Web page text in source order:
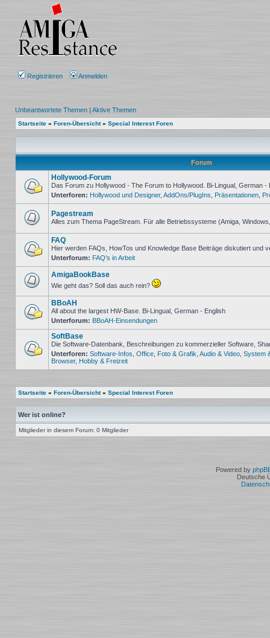
Registrieren Anmelden
Unbeantwortete Themen | Aktive Themen
Startseite » Foren-Übersicht» Special Interest Foren
Forum
Keine
ungelesenen
Beiträge
Hollywood-Forum
Das Forum zu Hollywood - The Forum to Hollywood. Bi-Lingual, German -
Unterforen: Hollywood und Designer, AddOns/PlugIns Präsentationen
ungelesenen
Beiträge
Pagestream
Alles zum Thema PageStream. Für alle Betriebssysteme (Amiga,
Keine
ungelesenen
Beiträge
FAQ
Hier werden FAQs, HowTos und Knowledge Base Beiträge diskutiert und
Unterforum: FAQ's in Arbeit
ungelesenen
Beiträge
AmigaBookBase
Wie geht das? Soll das auch rein?
Keine
ungelesenen
Beiträge
BBoAH
All about the largest HW-Base. Bi-Lingual, German - English
Unterforum: BBoAH-Einsendungen
Keine
ungelesenen
SoftBase
Die Software-Datenbank, Beschreibungen zu kommerzieller Software,
Unterforen: Software-Infos Office Foto & Grafik Audio & Video System
Browser, Hobby & Freizeit
Startseite » Foren-Übersicht» Special Interest Foren
Wer ist online?
Mitglieder in diesem Forum: 0 Mitglieder
Powered by
Deutsche